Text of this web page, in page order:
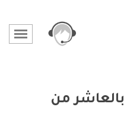
بالعاشر من